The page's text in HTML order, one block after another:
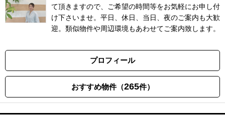
て頂きますので、ご希望の時間等をお気軽にお申し付
け下さいませ。平日、休日、当日、夜のご案内も大歓
迎。類似物件や周辺環境もあわせてご案内致します。
プロフィール
おすすめ物件（265件）